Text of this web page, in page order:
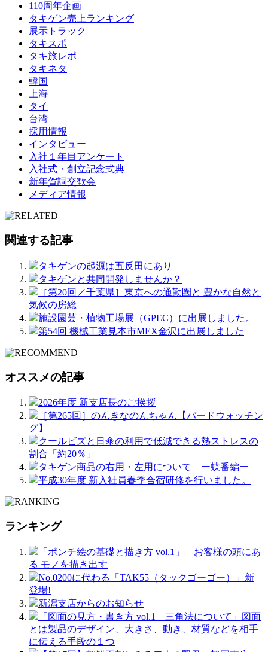
110周年企画
タキゲン売上ランキング
展示トラック
タキスポ
タキ旅レポ
タキネタ
韓国
上海
タイ
台湾
採用情報
インタビュー
入社１年目アンケート
入社式・創立記念式典
新年賀詞交歓会
メディア情報
関連する記事
タキゲンの起源は五反田にあり
タキゲンと共同開発しませんか？
［第20回／千葉県］東京への通勤圏と 豊かな自然と
気候の房総
施設園芸・植物工場展（GPEC）に出展しました。
第54回 機械工業見本市MEX金沢に出展しました
オススメの記事
2026年度 新支店長のご挨拶
［第265回］のんきなのんちゃん【バードウォッチン
グ】
クールビズと日傘の利用で低減できる熱ストレスの
割合「約20％」
タキゲン商品の右用・左用について ー蝶番編ー
平成30年度 新入社員春季合宿研修を行いました。
ランキング
「ポンチ絵の基礎と描き方 vol.1」 お客様の頭にあ
る モノを描き出す
No.0200に代わる「TAK55（タックゴーゴー）」新
登場!
新潟支店からのお知らせ
「図面の見方・書き方 vol.1 三角法について」図面
とは製品のデザイン、大きさ、動き、材質などを相手
に伝える手段の１つ